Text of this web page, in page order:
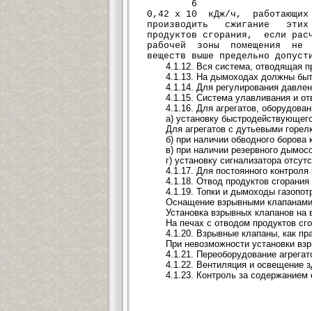
6
0,42 x 10 кДж/ч,
производить сжигание
продуктов сгорания, если
рабочей зоны помещения не
веществ выше предельно
4.1.12. Вся система, отводящая
4.1.13. На дымоходах должны
4.1.14. Для регулирования
4.1.15. Система улавливания и
4.1.16. Для агрегатов,
а) установку
Для агрегатов с дутьевыми
б) при наличии обводного
в) при наличии резервного
г) установку сигнализатора
4.1.17. Для постоянного
4.1.18. Отвод продуктов
4.1.19. Топки и дымоходы
Оснащение взрывными клапанами
Установка взрывных клапанов на
На печах с отводом продуктов
4.1.20. Взрывные клапаны, как
При невозможности установки
4.1.21. Переоборудование
4.1.22. Вентиляция и освещение
4.1.23. Контроль за содержанием